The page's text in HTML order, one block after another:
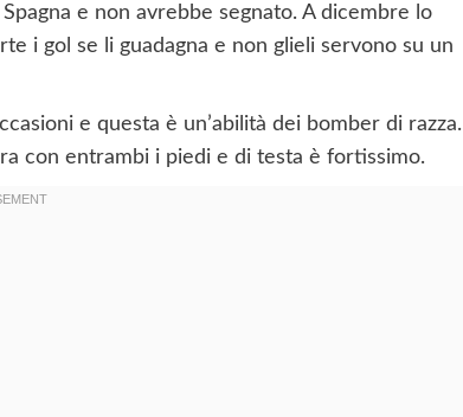
e non avrebbe segnato. A dicembre lo
i gol se li guadagna e non glieli servono su un
e questa è un’abilità dei bomber di razza.
con entrambi i piedi e di testa è fortissimo.